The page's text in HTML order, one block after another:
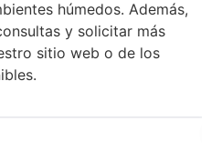
húmedos. Además,
y solicitar más
sitio web o de los